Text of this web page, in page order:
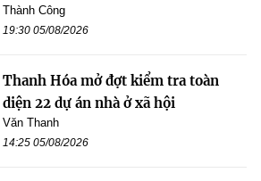
Thành Công
19:30 05/08/2026
Thanh Hóa mở đợt kiểm tra toàn
diện 22 dự án nhà ở xã hội
Văn Thanh
14:25 05/08/2026